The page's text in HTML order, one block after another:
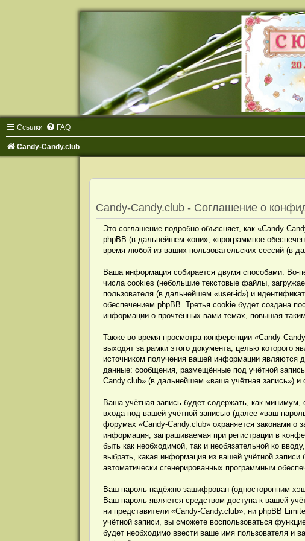
Ссылки FAQ
Candy-Candy.club
Candy-Candy.club - Соглашение о
Это соглашение подробно объясняет, как «Candy-
phpBB (в дальнейшем «они», «программное
время любой из ваших пользовательских сессий (в
Ваша информация собирается двумя способами. Во-
числа cookies (небольшие текстовые файлы,
пользователя (в дальнейшем «user-id») и
обеспечением phpBB. Третья cookie будет создана
информации о прочтённых вами темах, повышая
Также во время просмотра конференции «Candy-
выходят за рамки этого документа, целью которого
источником получения вашей информации
данные: сообщения, размещённые под учётной
Candy.club» (в дальнейшем «ваша учётная запись»)
Ваша учётная запись будет содержать, как
входа под вашей учётной записью (далее «ваш
форумах «Candy-Candy.club» охраняется законами
информация, запрашиваемая при регистрации в
быть как необходимой, так и необязательной ко
выбрать, какая информация из вашей учётной записи
автоматически сгенерированных программным
Ваш пароль надёжно зашифрован (односторонним
Ваш пароль является средством доступа к вашей
ни представители «Candy-Candy.club», ни phpBB
учётной записи, вы сможете воспользоваться
будет необходимо ввести ваше имя пользователя и